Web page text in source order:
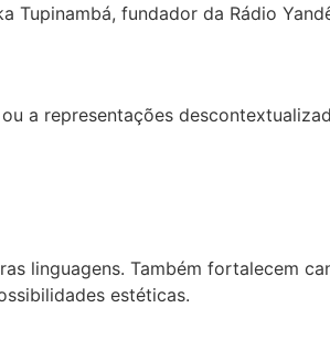
Tupinambá, fundador da Rádio
a representações
linguagens. Também fortalecem
estéticas.